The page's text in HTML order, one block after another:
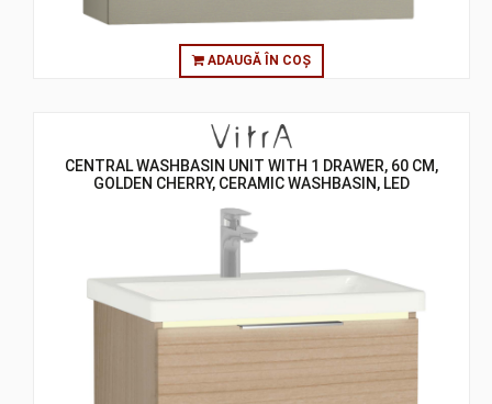
ADAUGĂ ÎN COȘ
CENTRAL WASHBASIN UNIT WITH 1 DRAWER, 60 CM,
GOLDEN CHERRY, CERAMIC WASHBASIN, LED